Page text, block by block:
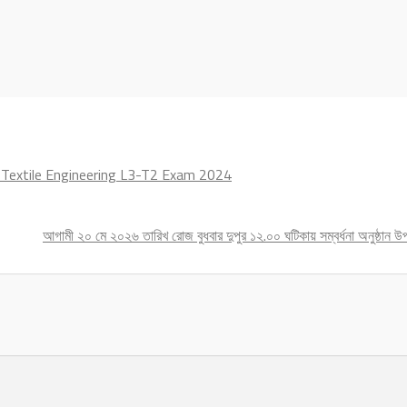
Engineering L3-T2 Exam 2024
আগামী ২০ মে ২০২৬ তারিখ রোজ বুধবার দুপুর ১২.০০ ঘটিকায় সম্বর্ধনা অনুষ্ঠান